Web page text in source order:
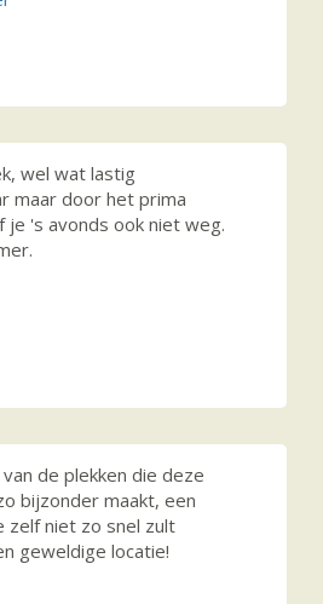
wel wat lastig
maar door het prima
je 's avonds ook niet weg.
de plekken die deze
bijzonder maakt, een
zelf niet zo snel zult
geweldige locatie!